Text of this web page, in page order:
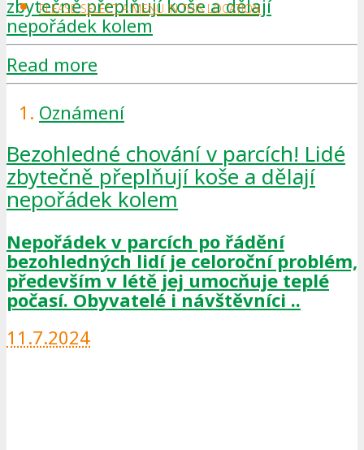
PLEASE SELECT A MENU IN THIS LOCATION
Read more
Oznámení
Bezohledné chování v parcích! Lidé
zbytečně přeplňují koše a dělají
nepořádek kolem
Nepořádek v parcích po řádění
bezohledných lidí je celoroční problém,
především v létě jej umocňuje teplé
počasí. Obyvatelé i návštěvníci ..
11.7.2024